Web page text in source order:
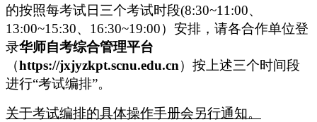
的按照每考试日三个考试时段(8:30~11:00、
13:00~15:30、16:30~19:00） 安排 ，请各合作单位登
录华师自考综合管理平台
（https://jxjyzkpt.scnu.edu.cn） 按 上述三个时间段
进行“考试编排”。
关于考试编排的具体操作手册会另行通知。